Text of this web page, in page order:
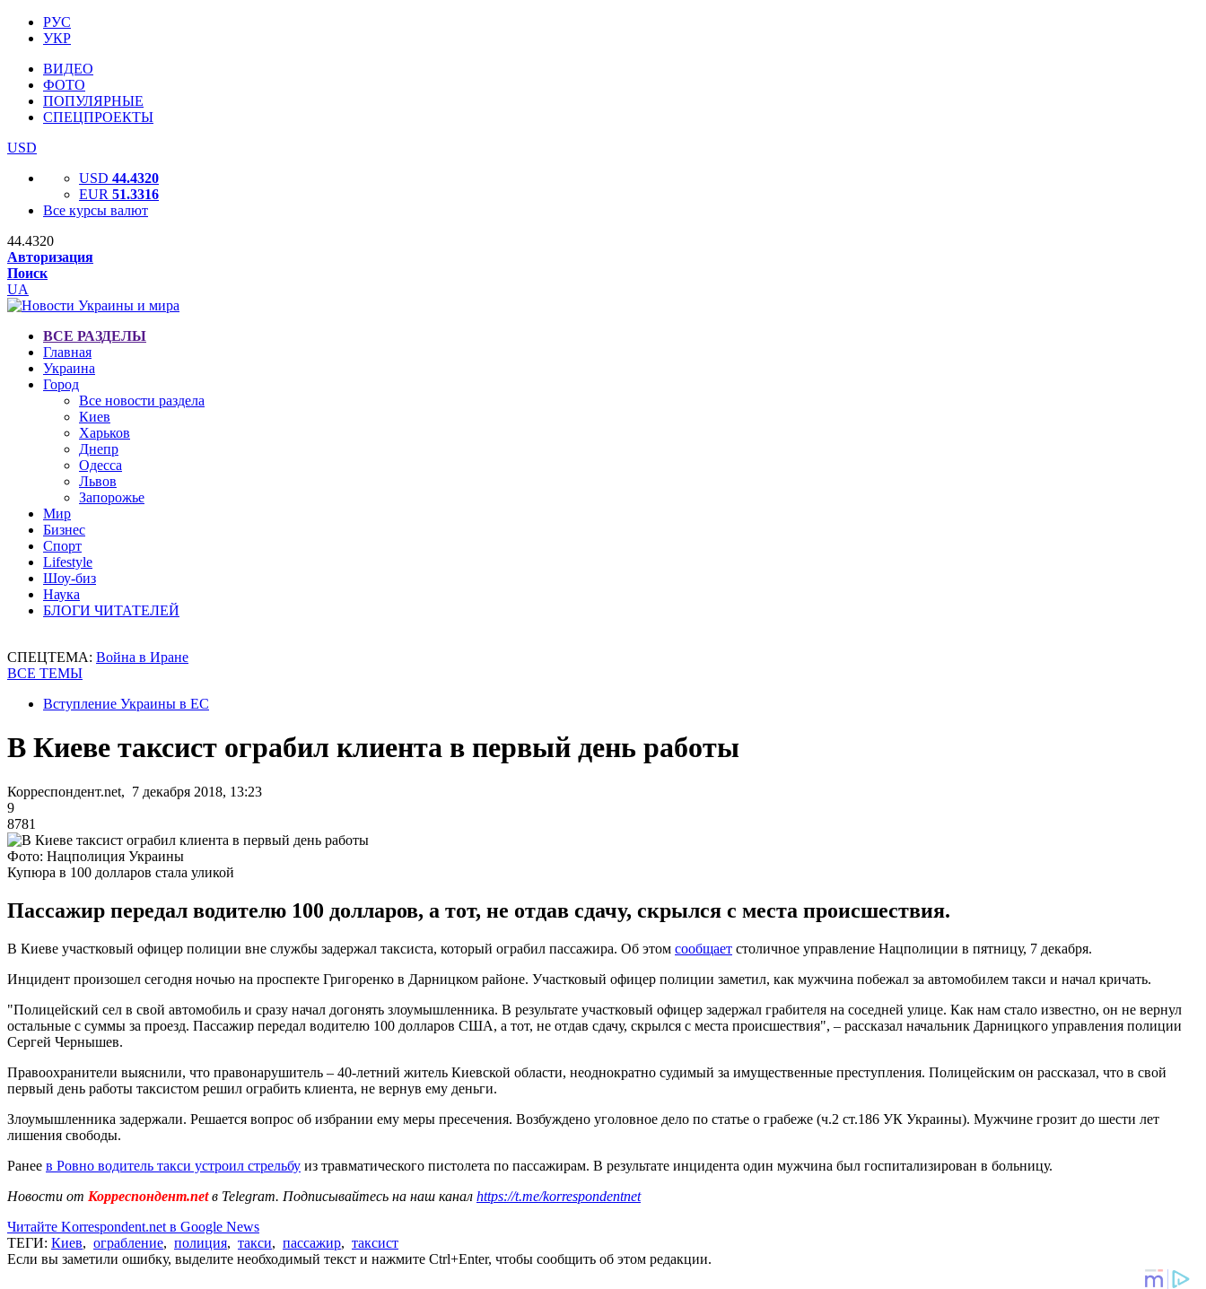
РУС
УКР
ВИДЕО
ФОТО
ПОПУЛЯРНЫЕ
СПЕЦПРОЕКТЫ
USD
USD 44.4320
EUR 51.3316
Все курсы валют
44.4320
Авторизация
Поиск
UA
ВСЕ РАЗДЕЛЫ
Главная
Украина
Город
Все новости раздела
Киев
Харьков
Днепр
Одесса
Львов
Запорожье
Мир
Бизнес
Спорт
Lifestyle
Шоу-биз
Наука
БЛОГИ ЧИТАТЕЛЕЙ
СПЕЦТЕМА: Война в Иране
ВСЕ ТЕМЫ
Вступление Украины в ЕС
В Киеве таксист ограбил клиента в первый день работы
Корреспондент.net, 7 декабря 2018, 13:23
9
8781
Фото: Нацполиция Украины
Купюра в 100 долларов стала уликой
Пассажир передал водителю 100 долларов, а тот, не отдав сдачу, скрылся с места происшествия.
В Киеве участковый офицер полиции вне службы задержал таксиста, который ограбил пассажира. Об этом сообщает столичное управление Нацполиции в пятницу, 7 декабря.
Инцидент произошел сегодня ночью на проспекте Григоренко в Дарницком районе. Участковый офицер полиции заметил, как мужчина побежал за автомобилем такси и начал кричать.
"Полицейский сел в свой автомобиль и сразу начал догонять злоумышленника. В результате участковый офицер задержал грабителя на соседней улице. Как нам стало известно, он не вернул
остальные с суммы за проезд. Пассажир передал водителю 100 долларов США, а тот, не отдав сдачу, скрылся с места происшествия", – рассказал начальник Дарницкого управления полиции
Сергей Чернышев.
Правоохранители выяснили, что правонарушитель – 40-летний житель Киевской области, неоднократно судимый за имущественные преступления. Полицейским он рассказал, что в свой
первый день работы таксистом решил ограбить клиента, не вернув ему деньги.
Злоумышленника задержали. Решается вопрос об избрании ему меры пресечения. Возбуждено уголовное дело по статье о грабеже (ч.2 ст.186 УК Украины). Мужчине грозит до шести лет
лишения свободы.
Ранее в Ровно водитель такси устроил стрельбу из травматического пистолета по пассажирам. В результате инцидента один мужчина был госпитализирован в больницу.
Новости от Корреспондент.netв Telegram. Подписывайтесь на наш канал https://t.me/korrespondentnet
Читайте Korrespondent.net в Google News
ТЕГИ: Киев, ограбление, полиция, такси, пассажир, таксист
Если вы заметили ошибку, выделите необходимый текст и нажмите Ctrl+Enter, чтобы сообщить об этом редакции.